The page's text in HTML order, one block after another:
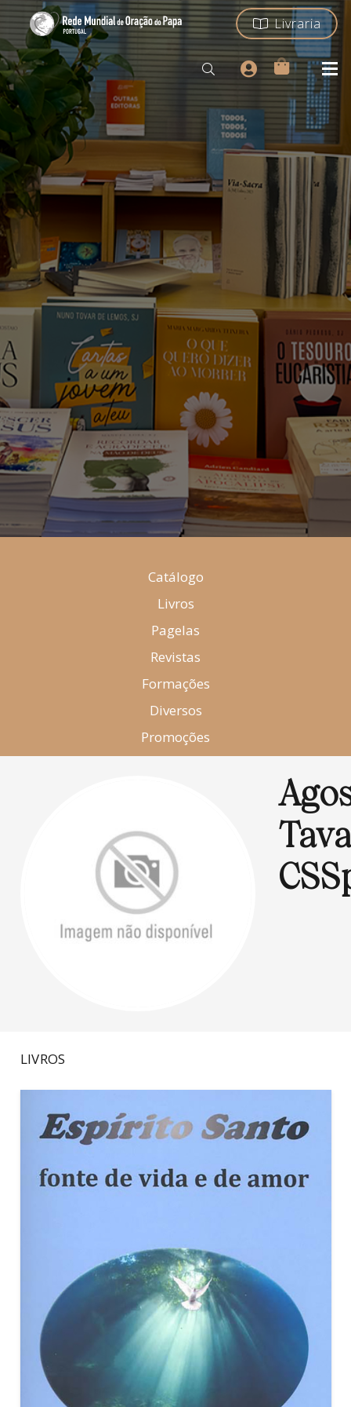
Livraria
Catálogo
Livros
Pagelas
Revistas
Formações
Diversos
Promoções
LIVROS